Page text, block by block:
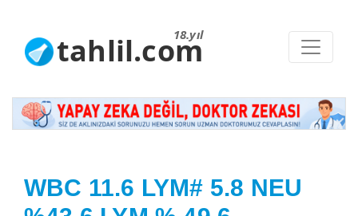
18.yıl
tahlil.com
WBC 11.6 LYM# 5.8 NEU